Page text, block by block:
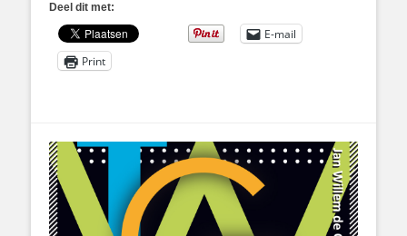
Deel dit met:
E-mail
Print